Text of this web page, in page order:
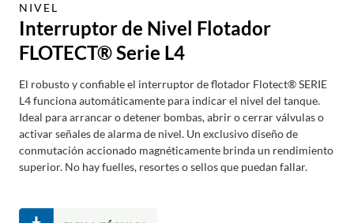
NIVEL
Interruptor de Nivel Flotador
FLOTECT® Serie L4
El robusto y confiable el interruptor de flotador Flotect® SERIE
L4 funciona automáticamente para indicar el nivel del tanque.
Ideal para arrancar o detener bombas, abrir o cerrar válvulas o
activar señales de alarma de nivel. Un exclusivo diseño de
conmutación accionado magnéticamente brinda un rendimiento
superior. No hay fuelles, resortes o sellos que puedan fallar.